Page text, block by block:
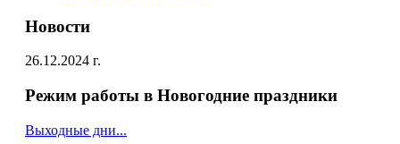
Новости
26.12.2024 г.
Режим работы в Новогодние праздники
Выходные дни...